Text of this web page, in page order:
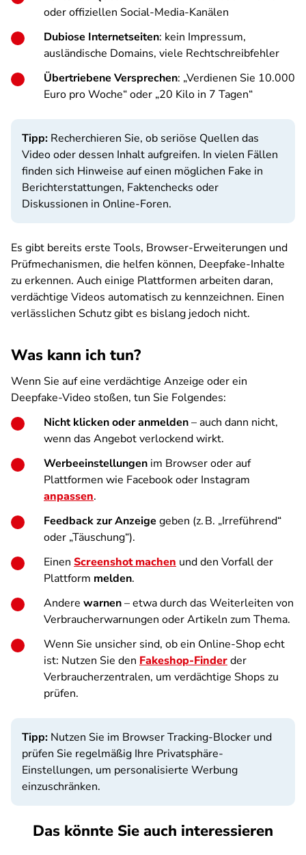
oder offiziellen Social-Media-Kanälen
Dubiose Internetseiten: kein Impressum,
ausländische Domains, viele Rechtschreibfehler
Übertriebene Versprechen: „Verdienen Sie 10.000
Euro pro Woche“ oder „20 Kilo in 7 Tagen“
Tipp: Recherchieren Sie, ob seriöse Quellen das
Video oder dessen Inhalt aufgreifen. In vielen Fällen
finden sich Hinweise auf einen möglichen Fake in
Berichterstattungen, Faktenchecks oder
Diskussionen in Online-Foren.
Es gibt bereits erste Tools, Browser-Erweiterungen und
Prüfmechanismen, die helfen können, Deepfake-Inhalte
zu erkennen. Auch einige Plattformen arbeiten daran,
verdächtige Videos automatisch zu kennzeichnen. Einen
verlässlichen Schutz gibt es bislang jedoch nicht.
Was kann ich tun?
Wenn Sie auf eine verdächtige Anzeige oder ein
Deepfake-Video stoßen, tun Sie Folgendes:
Nicht klicken oder anmelden– auch dann nicht,
wenn das Angebot verlockend wirkt.
Werbeeinstellungen im Browser oder auf
Plattformen wie Facebook oder Instagram
anpassen.
Feedback zur Anzeige geben (z. B. „Irreführend“
oder „Täuschung“).
Einen Screenshot machen und den Vorfall der
Plattform melden.
Andere warnen– etwa durch das Weiterleiten von
Verbraucherwarnungen oder Artikeln zum Thema.
Wenn Sie unsicher sind, ob ein Online-Shop echt
ist: Nutzen Sie den Fakeshop-Finderder
Verbraucherzentralen, um verdächtige Shops zu
prüfen.
Tipp: Nutzen Sie im Browser Tracking-Blocker und
prüfen Sie regelmäßig Ihre Privatsphäre-
Einstellungen, um personalisierte Werbung
einzuschränken.
Das könnte Sie auch interessieren